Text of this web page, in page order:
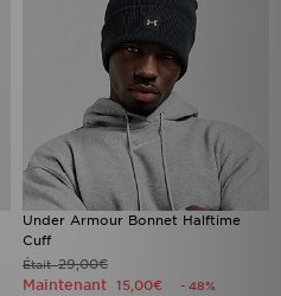
Under Armour Bonnet Halftime
Cuff
Était29,00€
Maintenant 15,00€ - 48%